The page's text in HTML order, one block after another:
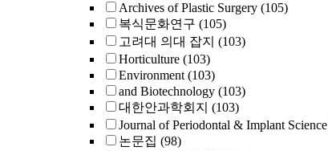
Archives of Plastic Surgery (105)
복식문화연구 (105)
고려대 의대 잡지 (103)
Horticulture (103)
Environment (103)
and Biotechnology (103)
대한안과학회지 (103)
Journal of Periodontal & Implant Science
논문집 (98)